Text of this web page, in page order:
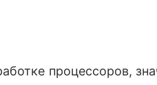
процессоров,